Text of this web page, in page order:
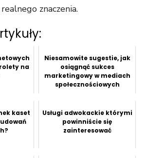
znaczenia.
na
Niesamowite sugestie, jak
osiągnąć sukces
marketingowy w mediach
społecznościowych
kaset
Usługi adwokackie którymi
powinniście się
zainteresować